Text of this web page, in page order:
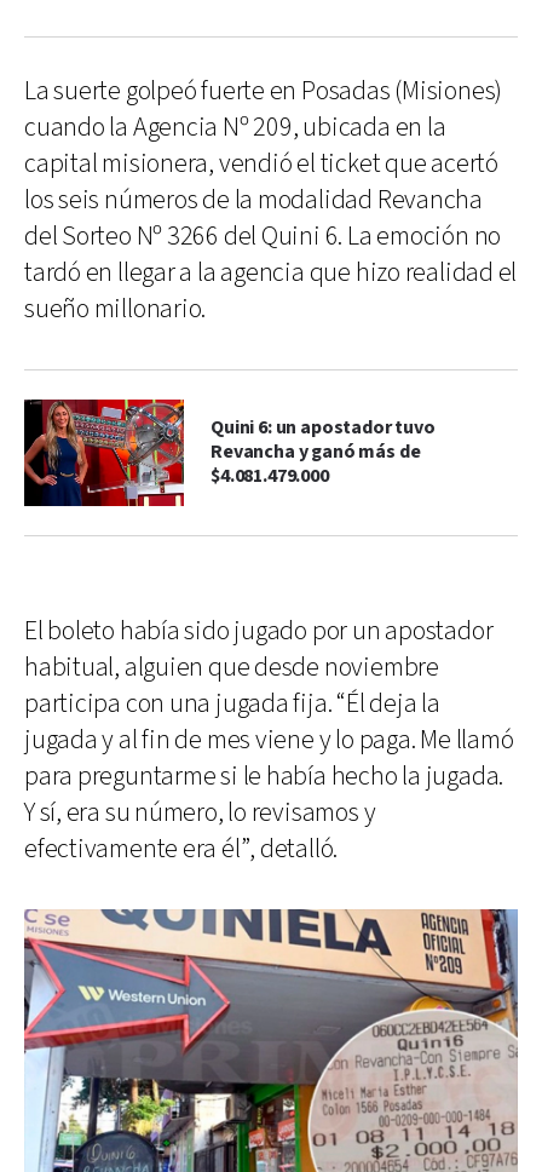
La suerte golpeó fuerte en Posadas (Misiones)
cuando la Agencia Nº 209, ubicada en la
capital misionera, vendió el ticket que acertó
los seis números de la modalidad Revancha
del Sorteo Nº 3266 del Quini 6. La emoción no
tardó en llegar a la agencia que hizo realidad el
sueño millonario.
Quini 6: un apostador tuvo
Revancha y ganó más de
$4.081.479.000
El boleto había sido jugado por un apostador
habitual, alguien que desde noviembre
participa con una jugada fija. “Él deja la
jugada y al fin de mes viene y lo paga. Me llamó
para preguntarme si le había hecho la jugada.
Y sí, era su número, lo revisamos y
efectivamente era él”, detalló.